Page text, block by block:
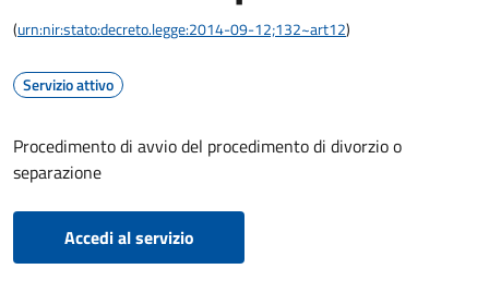
(urn:nir:stato:decreto.legge:2014-09-12;132~art12)
Servizio attivo
Procedimento di avvio del procedimento di divorzio o
separazione
Accedi al servizio